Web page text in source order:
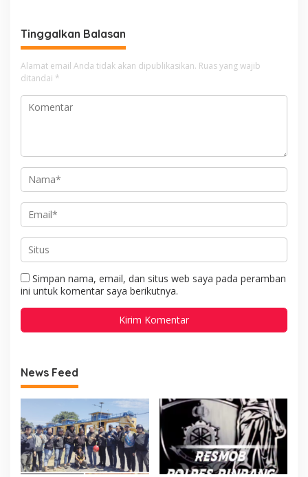
Tinggalkan Balasan
Alamat email Anda tidak akan dipublikasikan. Ruas yang wajib
ditandai *
Simpan nama, email, dan situs web saya pada peramban
ini untuk komentar saya berikutnya.
News Feed